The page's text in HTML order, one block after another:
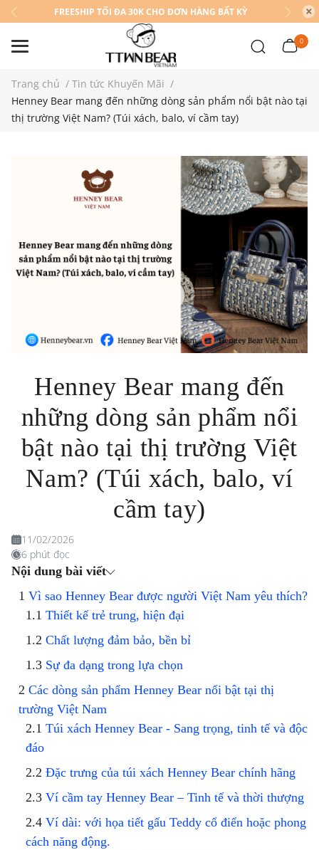
FREESHIP TỐI ĐA 30K CHO ĐƠN HÀNG BẤT KỲ
0
Trang chủ / Tin tức Khuyến Mãi /
Henney Bear mang đến những dòng sản phẩm nổi bật nào tại
thị trường Việt Nam? (Túi xách, balo, ví cầm tay)
Henney Bear mang đến
những dòng sản phẩm nổi
bật nào tại thị trường Việt
Nam? (Túi xách, balo, ví
cầm tay)
11/02/2026
6 phút đọc
Nội dung bài viết
Vì sao Henney Bear được người Việt Nam yêu thích?
Thiết kế trẻ trung, hiện đại
Chất lượng đảm bảo, bền bỉ
Sự đa dạng trong lựa chọn
Các dòng sản phẩm Henney Bear nổi bật tại thị
trường Việt Nam
Túi xách Henney Bear - Sang trọng, tinh tế và độc
đáo
Đặc trưng của túi xách Henney Bear chính hãng
Ví cầm tay Henney Bear – Tinh tế và thời thượng
Ví dài: với họa tiết gấu Teddy cổ điển hoặc phong
cách năng động.